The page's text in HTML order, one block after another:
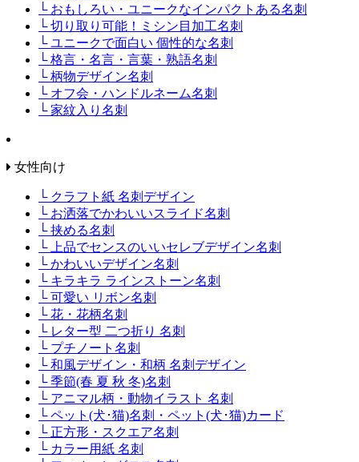
└ おもしろい・ユニークなインパクトある名刺
└ 切り取り可能！ミシン目加工名刺
└ ユニークで面白い 個性的な名刺
└ 格言・名言・言葉・熟語名刺
└ 柄物デザイン名刺
└ オフ会・ハンドルネーム名刺
└ 家紋入り名刺
女性向け
└ クラフト紙 名刺デザイン
└ お洒落でかわいいスライド名刺
└ 挟める名刺
└ 上品でセンスのいいセレブデザイン名刺
└ かわいいデザイン名刺
└ キラキラ ラインストーン名刺
└ 可愛い リボン名刺
└ 花・花柄名刺
└ レター型 二つ折り 名刺
└ プチノート名刺
└ 和風デザイン・和柄 名刺デザイン
└ 季節(春 夏 秋 冬)名刺
└ アニマル柄・動物イラスト 名刺
└ ペット(犬･猫)名刺・ペット(犬･猫)カード
└ 正方形・スクエア名刺
└ カラー用紙 名刺